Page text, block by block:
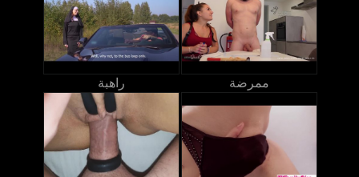
راهبة ممرضة